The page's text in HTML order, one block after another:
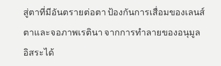
สู่ตาที่มีอันตรายต่อตา ป้องกันการเสื่อมของเลนส์
ตาและจอภาพเรตินา จากการทำลายของอนุมูล
อิสระได้